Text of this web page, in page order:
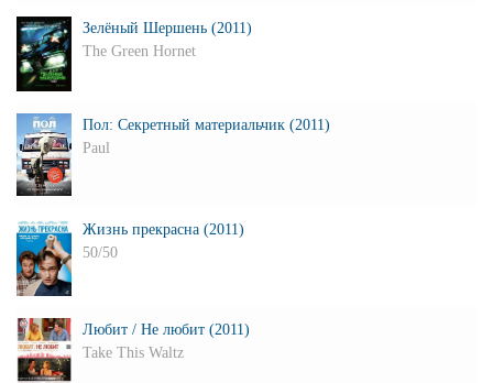
Зелёный Шершень (2011)
The Green Hornet
Пол: Секретный материальчик (2011)
Paul
Жизнь прекрасна (2011)
50/50
Любит / Не любит (2011)
Take This Waltz